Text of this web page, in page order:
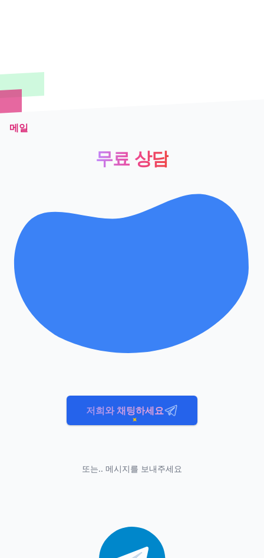
메일
무료 상담
저희와 채팅하세요
또는.. 메시지를 보내주세요